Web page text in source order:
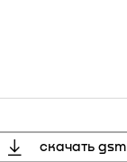
скачать gsm